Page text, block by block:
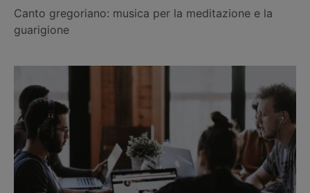
Canto gregoriano: musica per la meditazione e la
guarigione